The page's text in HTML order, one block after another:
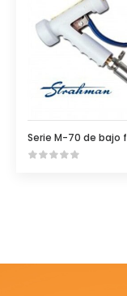
Serie M-70 de bajo